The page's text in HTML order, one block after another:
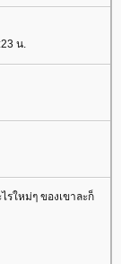
น.
ใหม่ๆ ของเขาละก็